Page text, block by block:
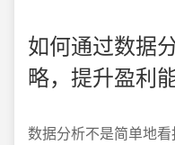
如何通过数据
略，提升盈利
数据分析不是简单地